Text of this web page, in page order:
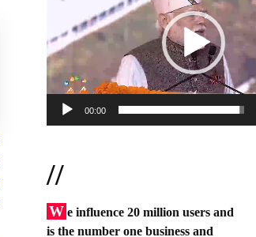
00:00
//
W e influence 20 million users and
is the number one business and